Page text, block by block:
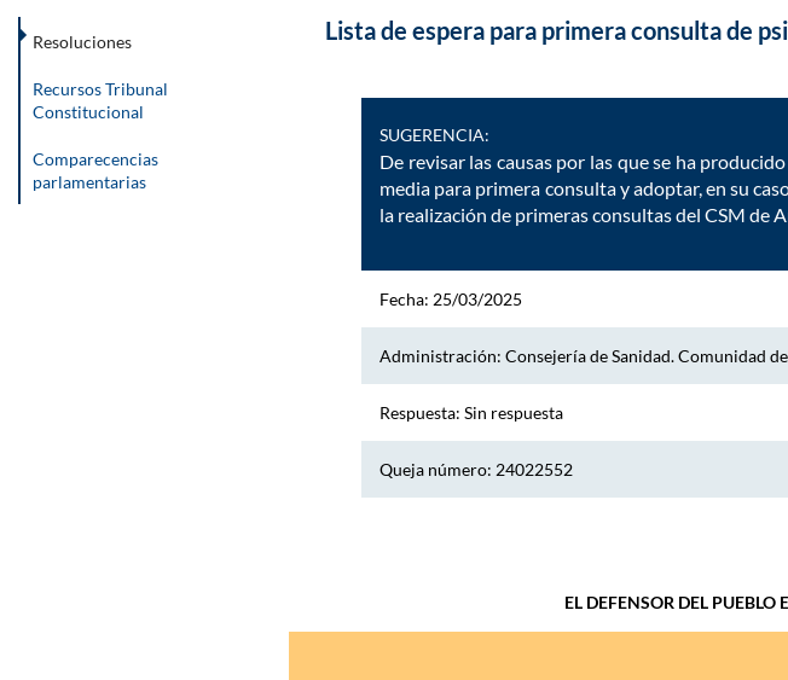
Lista de espera para primera consulta de
SUGERENCIA:
De revisar las causas por las que se ha
media para primera consulta y adoptar, en su
la realización de primeras consultas del CSM de
Fecha: 25/03/2025
Administración: Consejería de Sanidad. Comunidad
Respuesta: Sin respuesta
Queja número: 24022552
EL DEFENSOR DEL
Resoluciones
Recursos Tribunal
Constitucional
Comparecencias
parlamentarias